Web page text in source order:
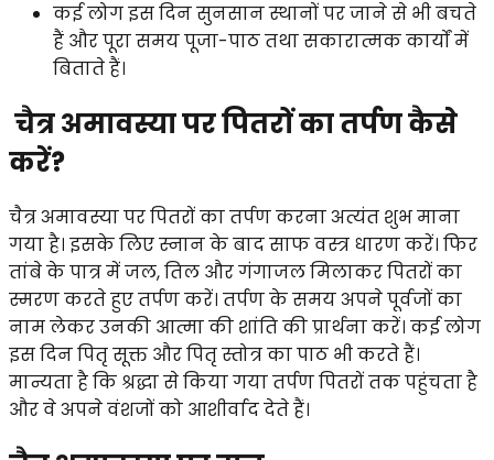
कई लोग इस दिन सुनसान स्थानों पर जाने से भी बचते
हैं और पूरा समय पूजा-पाठ तथा सकारात्मक कार्यों में
बिताते हैं।
चैत्र अमावस्या पर पितरों का तर्पण कैसे
करें?
चैत्र अमावस्या पर पितरों का तर्पण करना अत्यंत शुभ माना
गया है। इसके लिए स्नान के बाद साफ वस्त्र धारण करें। फिर
तांबे के पात्र में जल, तिल और गंगाजल मिलाकर पितरों का
स्मरण करते हुए तर्पण करें। तर्पण के समय अपने पूर्वजों का
नाम लेकर उनकी आत्मा की शांति की प्रार्थना करें। कई लोग
इस दिन पितृ सूक्त और पितृ स्तोत्र का पाठ भी करते हैं।
मान्यता है कि श्रद्धा से किया गया तर्पण पितरों तक पहुंचता है
और वे अपने वंशजों को आशीर्वाद देते हैं।